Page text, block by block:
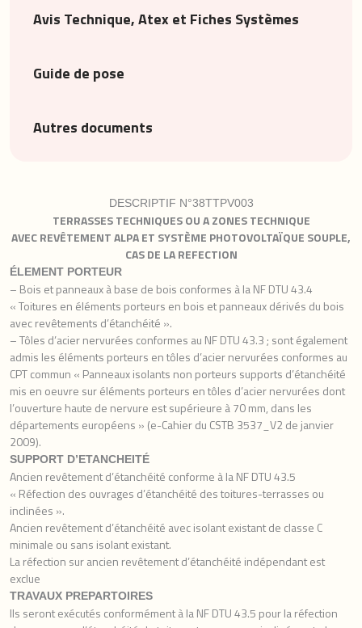
Avis Technique, Atex et Fiches Systèmes
Guide de pose
Autres documents
DESCRIPTIF N°38TTPV003
TERRASSES TECHNIQUES OU A ZONES TECHNIQUE
AVECREVÊTEMENTALPA ET SYSTÈME PHOTOVOLTAÏQUE SOUPLE,
CAS DE LA REFECTION
ÉLEMENT PORTEUR
– Bois et panneaux à base de bois conformes à la NF DTU 43.4
« Toitures en éléments porteurs en bois et panneaux dérivés du bois
avec revêtements d’étanchéité ».
– Tôles d’acier nervurées conformes au NF DTU 43.3 ; sont également
admis les éléments porteurs en tôles d’acier nervurées conformes au
CPT commun « Panneaux isolants non porteurs supports d’étanchéité
mis en oeuvre sur éléments porteurs en tôles d’acier nervurées dont
l’ouverture haute de nervure est supérieure à 70 mm, dans les
départements européens » (e-Cahier du CSTB 3537_V2 de janvier
2009).
SUPPORT D’ETANCHEITÉ
Ancien revêtement d’étanchéité conforme à la NF DTU 43.5
« Réfection des ouvrages d’étanchéité des toitures-terrasses ou
inclinées ».
Ancien revêtement d’étanchéité avec isolant existant de classe C
minimale ou sans isolant existant.
La réfection sur ancien revêtement d’étanchéité indépendant est
exclue
TRAVAUX PREPARTOIRES
Ils seront exécutés conformément à la NF DTU 43.5 pour la réfection